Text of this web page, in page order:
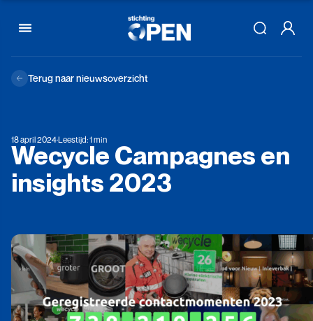
Terug naar nieuwsoverzicht
18 april 2024·Leestijd: 1 min
Wecycle Campagnes en
insights 2023